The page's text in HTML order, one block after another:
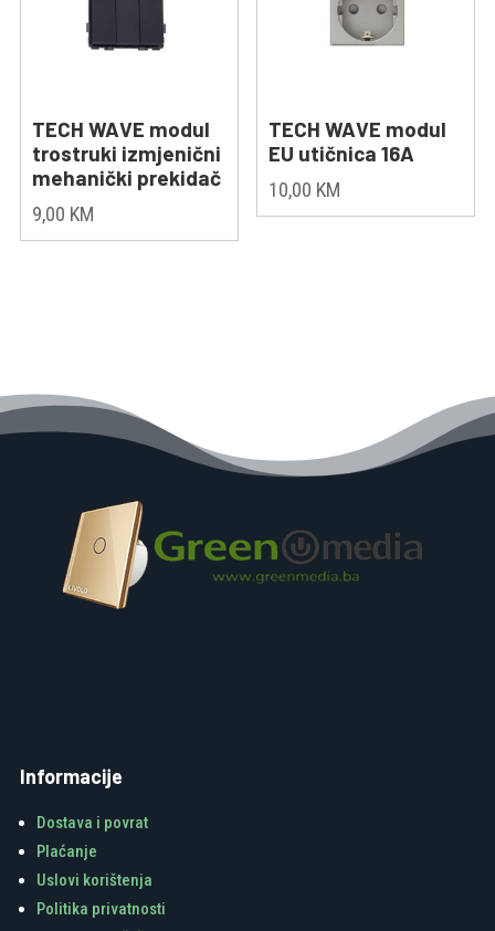
TECH WAVE modul
trostruki izmjenični
mehanički prekidač
9,00 KM
TECH WAVE modul
EU utičnica 16A
10,00 KM
Informacije
Dostava i povrat
Plaćanje
Uslovi korištenja
Politika privatnosti